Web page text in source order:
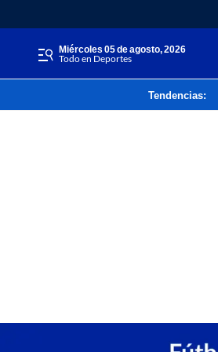
miércoles 05 de agosto, 2026
Todo en Deportes
Tendencias: